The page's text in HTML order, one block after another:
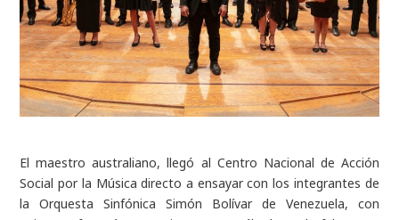
El maestro australiano, llegó al Centro Nacional de Acción
Social por la Música directo a ensayar con los integrantes de
la Orquesta Sinfónica Simón Bolívar de Venezuela, con